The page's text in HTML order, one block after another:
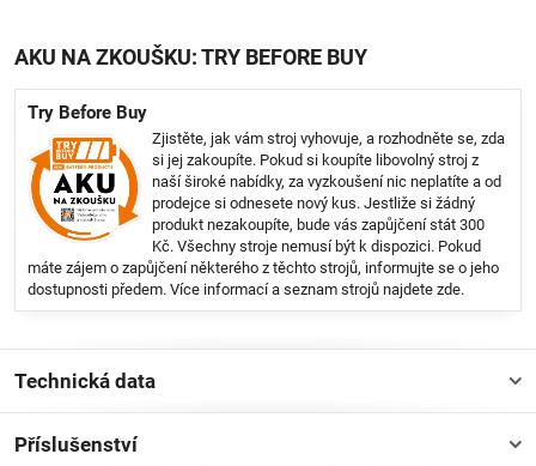
AKU NA ZKOUŠKU: TRY BEFORE BUY
Try Before Buy
Zjistěte, jak vám stroj vyhovuje, a rozhodněte se, zda
si jej zakoupíte. Pokud si koupíte libovolný stroj z
naší široké nabídky, za vyzkoušení nic neplatíte a od
prodejce si odnesete nový kus. Jestliže si žádný
produkt nezakoupíte, bude vás zapůjčení stát 300
Kč. Všechny stroje nemusí být k dispozici. Pokud
máte zájem o zapůjčení některého z těchto strojů, informujte se o jeho
dostupnosti předem. Více informací a seznam strojů najdete zde.
Technická data
Příslušenství